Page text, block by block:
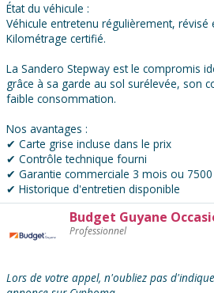
État du véhicule :
Véhicule entretenu régulièrement, révisé
Kilométrage certifié.
La Sandero Stepway est le compromis
grâce à sa garde au sol surélevée, son
faible consommation.
Nos avantages :
✔ Carte grise incluse dans le prix
✔ Contrôle technique fourni
✔ Garantie commerciale 3 mois ou
✔ Historique d'entretien disponible
l'annonceur
Budget Guyane
Professionnel
Lors de votre appel, n'oubliez pas